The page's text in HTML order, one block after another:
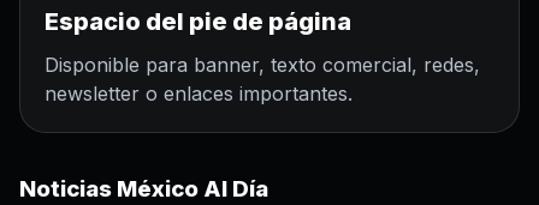
Espacio del pie de página
Disponible para banner, texto comercial, redes,
newsletter o enlaces importantes.
Noticias México Al Día